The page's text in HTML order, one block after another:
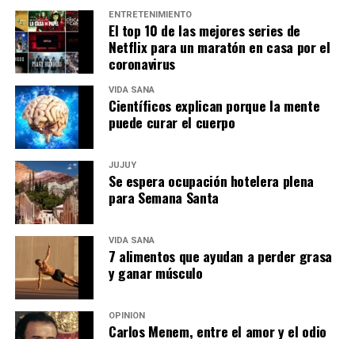
ENTRETENIMIENTO
El top 10 de las mejores series de
Netflix para un maratón en casa por el
coronavirus
VIDA SANA
Científicos explican porque la mente
puede curar el cuerpo
JUJUY
Se espera ocupación hotelera plena
para Semana Santa
VIDA SANA
7 alimentos que ayudan a perder grasa
y ganar músculo
OPINIÓN
Carlos Menem, entre el amor y el odio